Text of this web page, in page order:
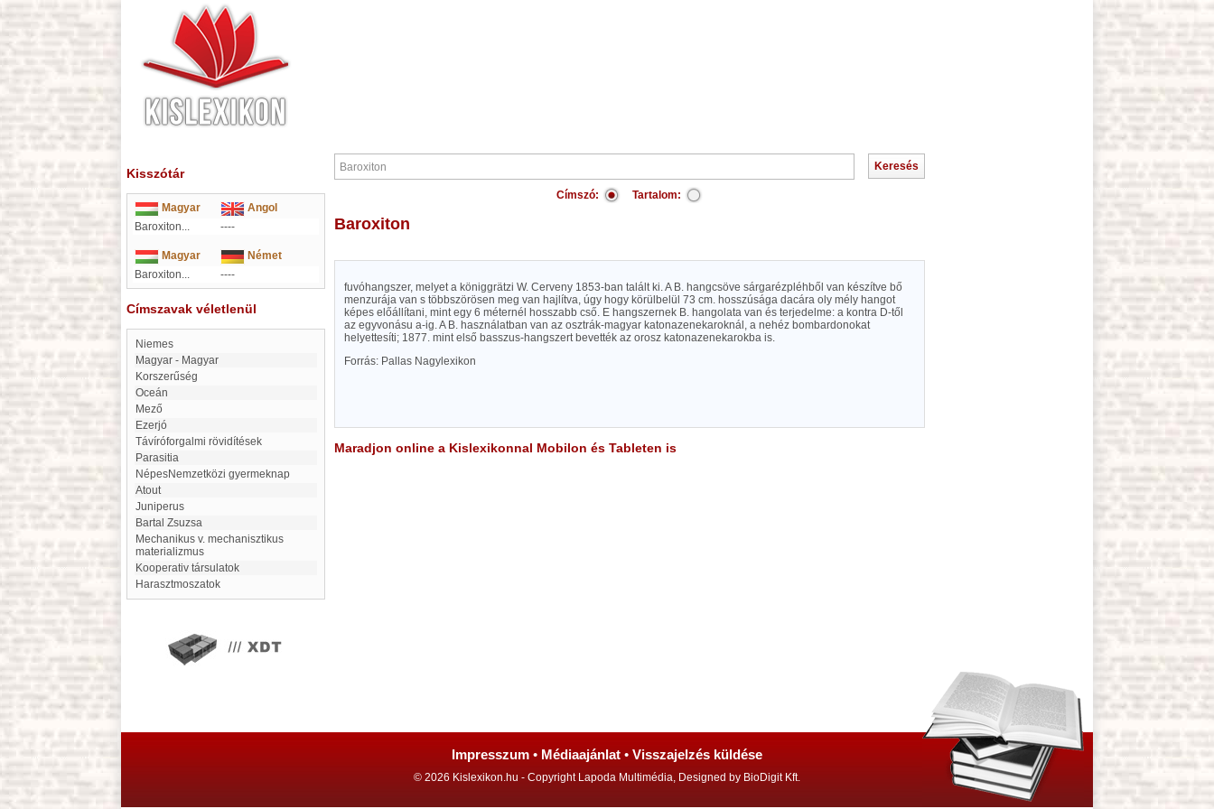
Kisszótár
Magyar
Angol
Baroxiton...
----
Magyar
Német
Baroxiton...
----
Címszavak véletlenül
Niemes
Magyar - Magyar
korszerűség
Oceán
Mező
Ezerjó
távíróforgalmi rövidítések
Parasitia
NépesNemzetközi gyermeknap
atout
juniperus
Bartal Zsuzsa
mechanikus v. mechanisztikus
materializmus
Kooperativ társulatok
Harasztmoszatok
Címszó: Tartalom:
Baroxiton
fuvóhangszer, melyet a königgrätzi W. Cerveny 1853-ban talált ki. A B. hangcsöve sárgarézpléhből van készítve bő
menzurája van s többszörösen meg van hajlítva, úgy hogy körülbelül 73 cm. hosszúsága dacára oly mély hangot
képes előállítani, mint egy 6 méternél hosszabb cső. E hangszernek B. hangolata van és terjedelme: a kontra D-től
az egyvonásu a-ig. A B. használatban van az osztrák-magyar katonazenekaroknál, a nehéz bombardonokat
helyettesíti; 1877. mint első basszus-hangszert bevették az orosz katonazenekarokba is.
Forrás: Pallas Nagylexikon
Maradjon online a Kislexikonnal Mobilon és Tableten is
Impresszum • Médiaajánlat • Visszajelzés küldése
© 2026 Kislexikon.hu - Copyright Lapoda Multimédia, Designed by BioDigit Kft.